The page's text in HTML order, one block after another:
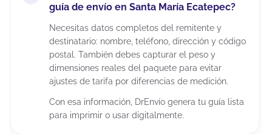
guía de envío en Santa María Ecatepec?
Necesitas datos completos del remitente y
destinatario: nombre, teléfono, dirección y código
postal. También debes capturar el peso y
dimensiones reales del paquete para evitar
ajustes de tarifa por diferencias de medición.
Con esa información, DrEnvío genera tu guía lista
para imprimir o usar digitalmente.